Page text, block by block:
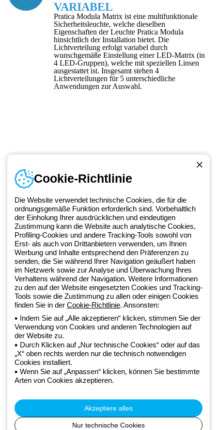
VARIABEL
Pratica Modula Matrix ist eine multifunktionale
Sicherheitsleuchte, welche dieselben
Eigenschaften der Leuchte Pratica Modula
hinsichtlich der Installation bietet. Die
Lichtverteilung erfolgt variabel durch
wunschgemäße Einstellung einer LED-Matrix (in
4 LED-Gruppen), welche mit speziellen Linsen
ausgestattet ist. Insgesamt stehen 4
Lichtverteilungen für 5 unterschiedliche
Anwendungen zur Auswahl.
Seit 2025 ist Beghelli Teil der GEWISS Group und Teil des GEWISS
LightZone-Ökosystems, in dem wir integrierte Beleuchtungslösungen
entwickeln, die Komplexität in Einfachheit verwandeln und Fachleute
sowie Endnutzer dabei unterstützen, ihre Anforderungen zu erfüllen.
Erfahren Sie mehr über GEWISS.
Germany: DE
Kontakt
Montag bis Freitag von 8:00 bis 17:00 Uhr
+49 2064 97010
Datenschutzrichtlinie
Cookie-Richtlinie
Verkaufsbedingungen
Alle Richtlinien
Accessibility
to the direction and coordination of Gewiss S.p.A. - P.IVA (IT)
00666341201 - Registered in the Register of Companies of
Bologna. Fully paid-up capital: 10,000,000 Euro
Cookie-Richtlinie
Die Website verwendet technische Cookies, die für die
ordnungsgemäße Funktion erforderlich sind. Vorbehaltlich
der Einholung Ihrer ausdrücklichen und eindeutigen
Zustimmung kann die Website auch analytische Cookies,
Profiling-Cookies und andere Tracking-Tools sowohl von
Erst- als auch von Drittanbietern verwenden, um Ihnen
Werbung und Inhalte entsprechend den Präferenzen zu
senden, die Sie während Ihrer Navigation geäußert haben
im Netzwerk sowie zur Analyse und Überwachung Ihres
Verhaltens während der Navigation. Weitere Informationen
zu den auf der Website eingesetzten Cookies und Tracking-
Tools sowie die Zustimmung zu allen oder einigen Cookies
finden Sie in der Cookie-Richtlinie. Ansonsten:
Indem Sie auf „Alle akzeptieren“ klicken, stimmen Sie der
Verwendung von Cookies und anderen Technologien auf
der Website zu.
Durch Klicken auf „Nur technische Cookies“ oder auf das
„X“ oben rechts werden nur die technisch notwendigen
Cookies installiert.
Wenn Sie auf „Anpassen“ klicken, können Sie bestimmte
Arten von Cookies akzeptieren.
Akzeptiere alles
Nur technische Cookies